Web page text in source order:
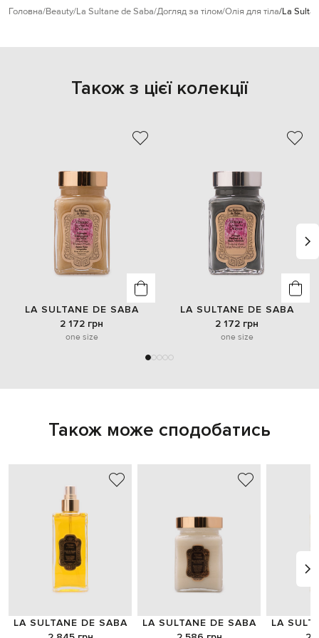
Головна Beauty La Sultane de Saba Догляд за тілом Олія для тіла La
Також з цієї колекції
LA SULTANE DE SABA
2 172 грн
one size
LA SULTANE DE SABA
2 172 грн
one size
Також може сподобатись
LA SULTANE DE SABA
LA SULTANE DE SABA
LA